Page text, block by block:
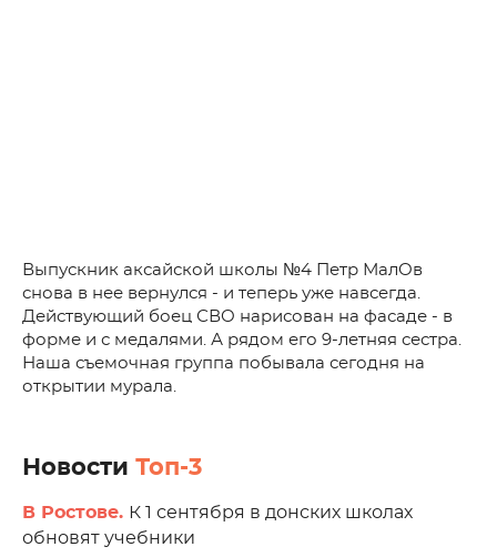
Выпускник аксайской школы №4 Петр МалОв
снова в нее вернулся - и теперь уже навсегда.
Действующий боец СВО нарисован на фасаде - в
форме и с медалями. А рядом его 9-летняя сестра.
Наша съемочная группа побывала сегодня на
открытии мурала.
Новости Топ-3
В Ростове. К 1 сентября в донских школах
обновят учебники